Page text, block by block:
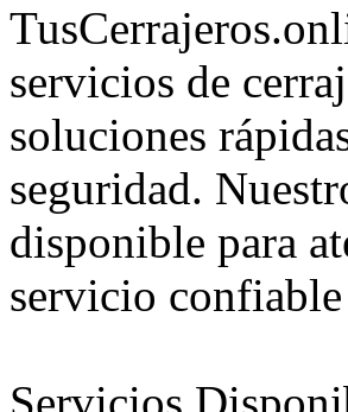
servicios de
soluciones
seguridad.
disponible para
servicio
Servicios